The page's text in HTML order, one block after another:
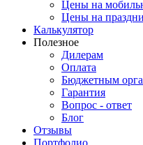
Цены на
Цены на
Калькулятор
Полезное
Дилерам
Оплата
Бюджетным
Гарантия
Вопрос - ответ
Блог
Отзывы
Портфолио